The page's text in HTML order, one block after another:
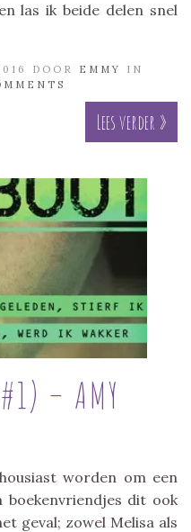
las ik beide delen snel
DOOR EMMY
IN
Lees verder »
#1) – AMY
worden om een
boekenvriendjes dit ook
geval; zowel Melisa als